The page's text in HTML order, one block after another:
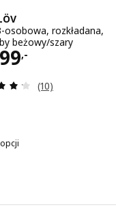
liczba recenzji:
osobowa, rozkładana,
beżowy/szary
,-
2599,-
Recenzja: 4.2
(10)
BÅRSLÖV, Sofa 3-